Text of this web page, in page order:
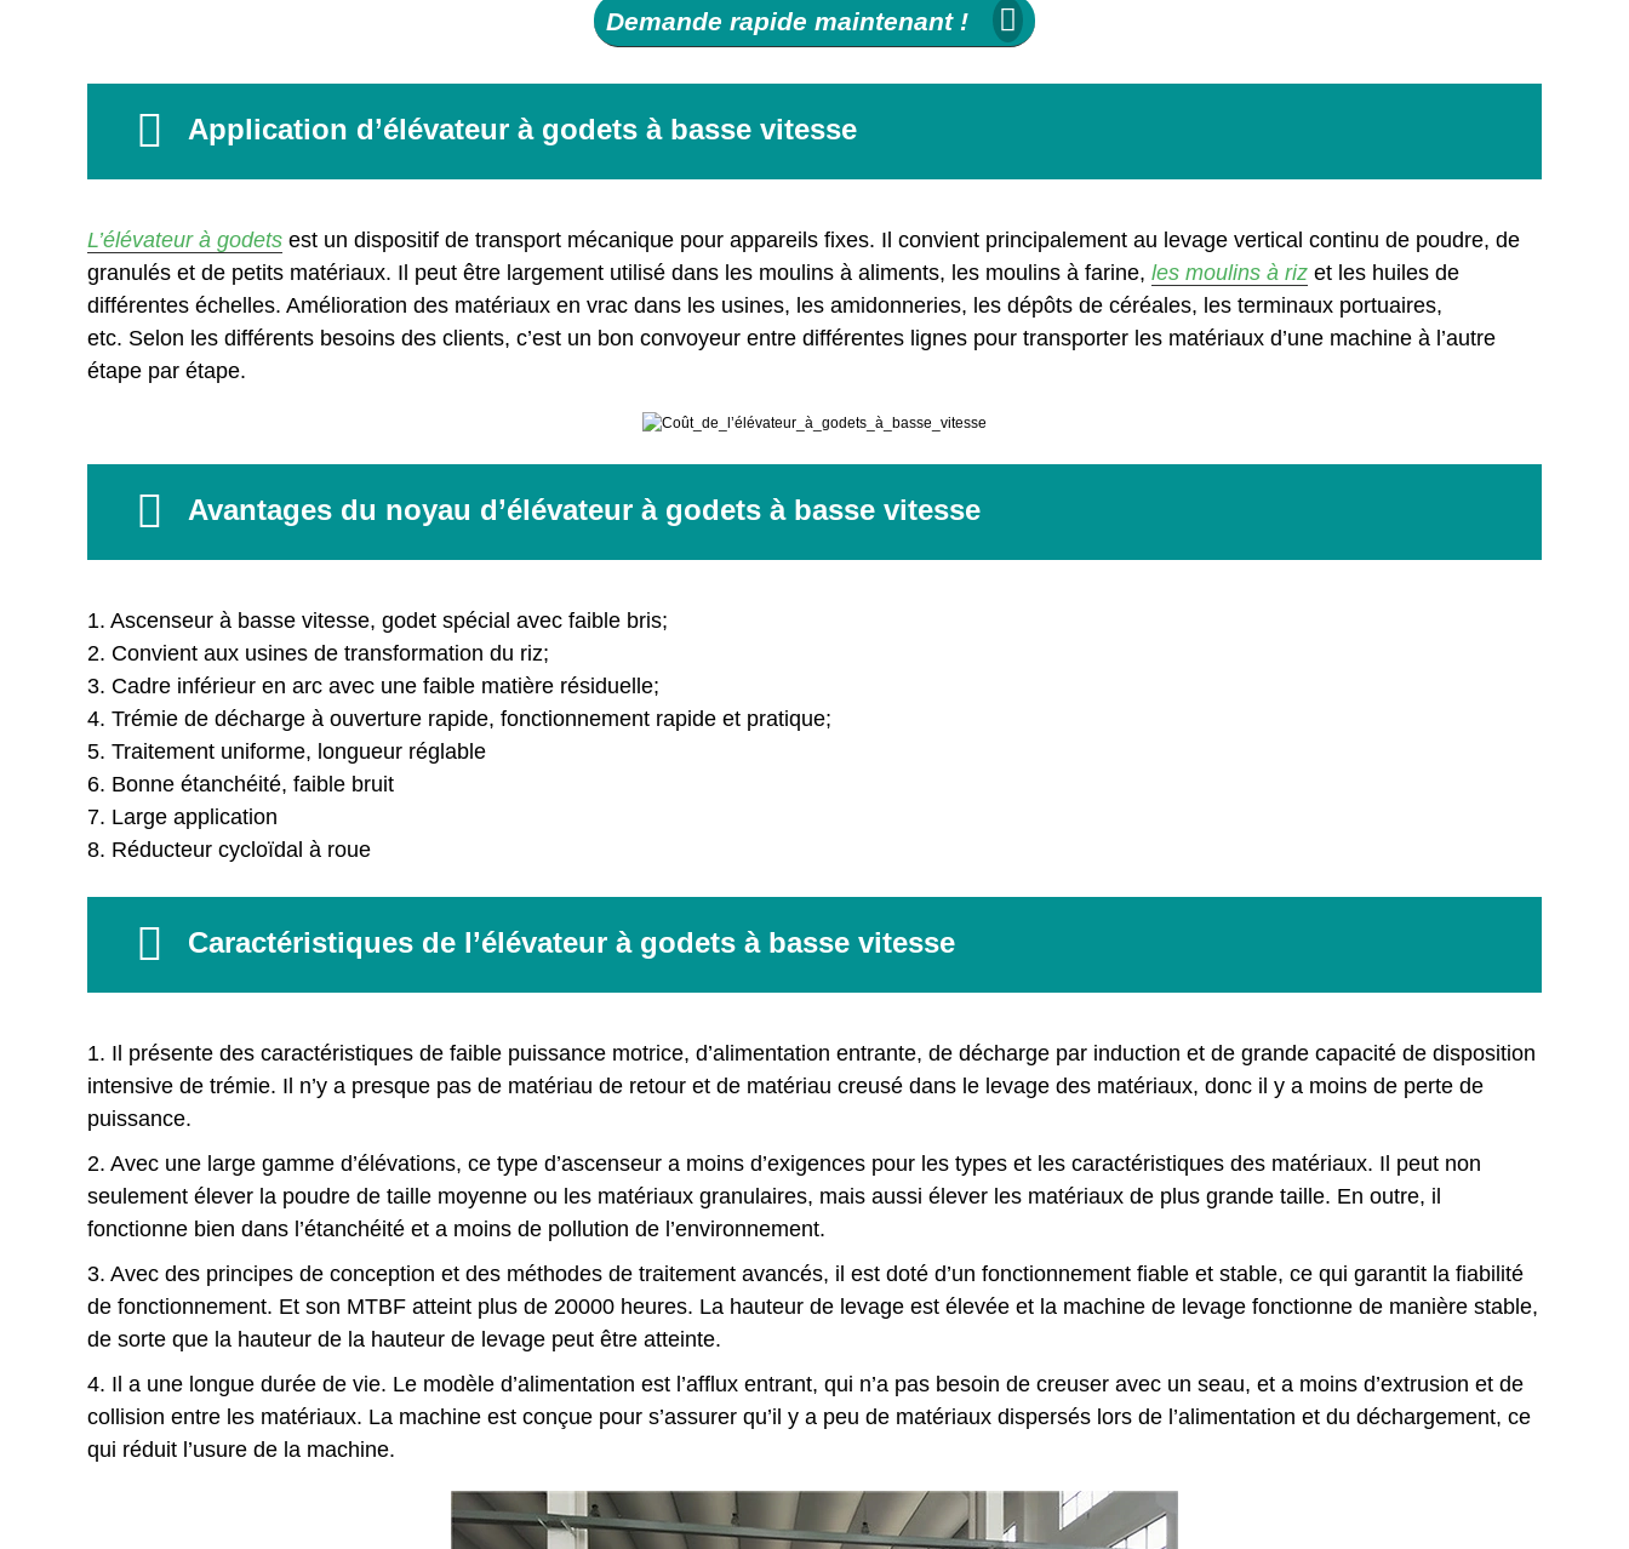
Demande rapide maintenant !
Application d’élévateur à godets à basse vitesse
L’élévateur à godets est un dispositif de transport mécanique pour appareils fixes. Il convient principalement au levage vertical continu de poudre, de
granulés et de petits matériaux. Il peut être largement utilisé dans les moulins à aliments, les moulins à farine, les moulins à riz et les huiles de
différentes échelles. Amélioration des matériaux en vrac dans les usines, les amidonneries, les dépôts de céréales, les terminaux portuaires,
etc. Selon les différents besoins des clients, c’est un bon convoyeur entre différentes lignes pour transporter les matériaux d’une machine à l’autre
étape par étape.
Avantages du noyau d’élévateur à godets à basse vitesse
1. Ascenseur à basse vitesse, godet spécial avec faible bris;
2. Convient aux usines de transformation du riz;
3. Cadre inférieur en arc avec une faible matière résiduelle;
4. Trémie de décharge à ouverture rapide, fonctionnement rapide et pratique;
5. Traitement uniforme, longueur réglable
6. Bonne étanchéité, faible bruit
7. Large application
8. Réducteur cycloïdal à roue
Caractéristiques de l’élévateur à godets à basse vitesse
1. Il présente des caractéristiques de faible puissance motrice, d’alimentation entrante, de décharge par induction et de grande capacité de disposition
intensive de trémie. Il n’y a presque pas de matériau de retour et de matériau creusé dans le levage des matériaux, donc il y a moins de perte de
puissance.
2. Avec une large gamme d’élévations, ce type d’ascenseur a moins d’exigences pour les types et les caractéristiques des matériaux. Il peut non
seulement élever la poudre de taille moyenne ou les matériaux granulaires, mais aussi élever les matériaux de plus grande taille. En outre, il
fonctionne bien dans l’étanchéité et a moins de pollution de l’environnement.
3. Avec des principes de conception et des méthodes de traitement avancés, il est doté d’un fonctionnement fiable et stable, ce qui garantit la fiabilité
de fonctionnement. Et son MTBF atteint plus de 20000 heures. La hauteur de levage est élevée et la machine de levage fonctionne de manière stable,
de sorte que la hauteur de la hauteur de levage peut être atteinte.
4. Il a une longue durée de vie. Le modèle d’alimentation est l’afflux entrant, qui n’a pas besoin de creuser avec un seau, et a moins d’extrusion et de
collision entre les matériaux. La machine est conçue pour s’assurer qu’il y a peu de matériaux dispersés lors de l’alimentation et du déchargement, ce
qui réduit l’usure de la machine.